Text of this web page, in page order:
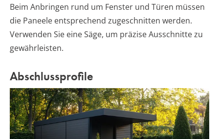
Beim Anbringen rund um Fenster und Türen müssen
die Paneele entsprechend zugeschnitten werden.
Verwenden Sie eine Säge, um präzise Ausschnitte zu
gewährleisten.
Abschlussprofile